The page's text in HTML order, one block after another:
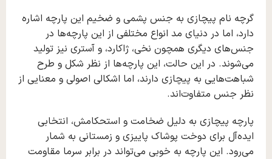
گرچه نام پیچازی به جنس پشمی و ضخیم این پارچه اشاره
دارد، اما در دنیای مد انواع مختلفی از این پارچه‌ها در
جنس‌های دیگری همچون نخی، ژاکارد، و آستری نیز تولید
می‌شوند. در این حالت، این پارچه‌ها از نظر شکل و طرح
شباهت‌هایی به پیچازی دارند، اما اشکالی اصولی و معنایی از
نظر جنس متفاوت‌اند.
پارچه پیچازی به دلیل ضخامت و استحکامش، انتخابی
ایده‌آل برای دوخت پوشاک پاییزی و زمستانی به شمار
می‌رود. این پارچه به خوبی می‌تواند در برابر سرما مقاومت